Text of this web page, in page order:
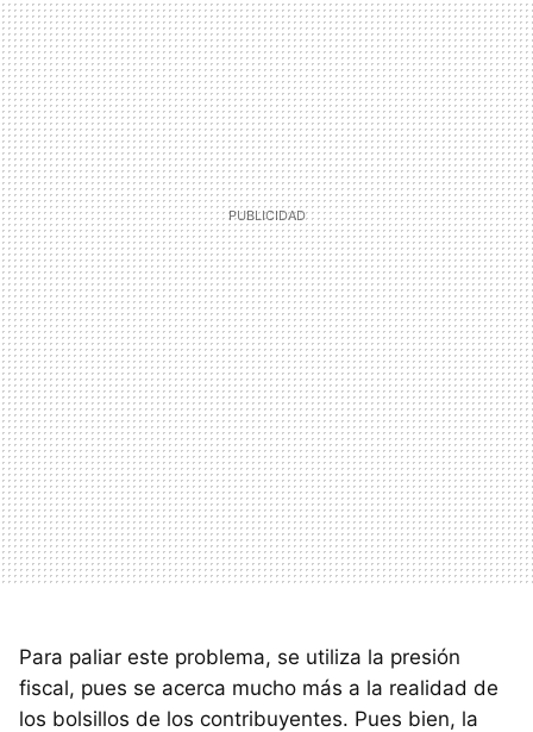
Para paliar este problema, se utiliza la presión
fiscal, pues se acerca mucho más a la realidad de
los bolsillos de los contribuyentes. Pues bien, la